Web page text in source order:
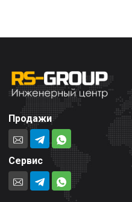
Продажи
Сервис